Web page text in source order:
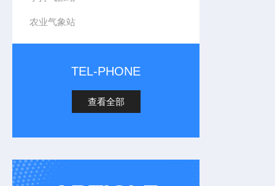
农业气象站
TEL-PHONE
查看全部